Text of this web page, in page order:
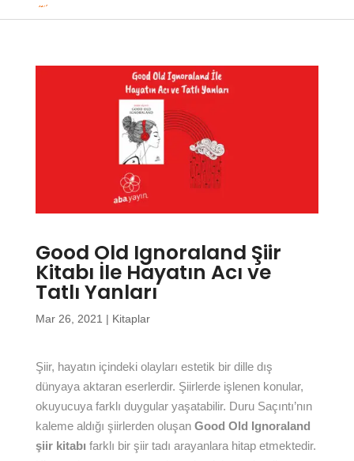
Good Old Ignoraland Şiir
Kitabı İle Hayatın Acı ve
Tatlı Yanları
Mar 26, 2021 | Kitaplar
Şiir, hayatın içindeki olayları estetik bir dille dış
dünyaya aktaran eserlerdir. Şiirlerde işlenen konular,
okuyucuya farklı duygular yaşatabilir. Duru Saçıntı’nın
kaleme aldığı şiirlerden oluşan Good Old Ignoraland
şiir kitabı farklı bir şiir tadı arayanlara hitap etmektedir.